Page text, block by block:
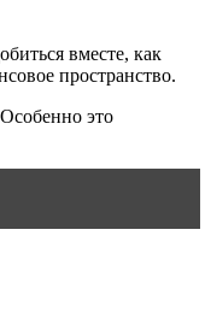
вместе, как
пространство.
это